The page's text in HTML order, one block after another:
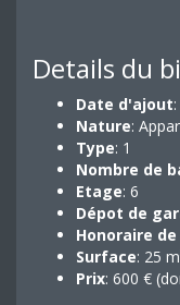
Details du
Date d'ajout
Nature:
Type: 1
Nombre de
Etage: 6
Dépot de
Honoraire
Surface: 25
Prix: 600 €